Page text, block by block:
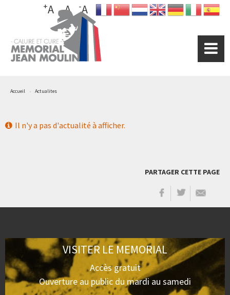
principal
-A
A
+A
Accueil Actualites
Il n'y a pas d'actualité à afficher.
PARTAGER CETTE PAGE
VISITER LE MEMORIAL
Accès gratuit
Ouverture au public du mardi au samedi